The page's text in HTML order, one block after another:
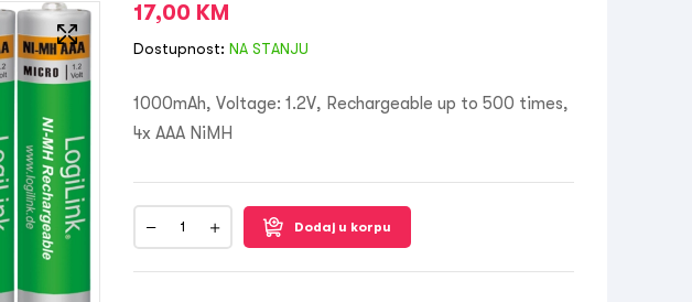
17,00 KM
Dostupnost: NA STANJU
1000mAh, Voltage: 1.2V, Rechargeable up to 500 times,
4x AAA NiMH
Dodaj u korpu